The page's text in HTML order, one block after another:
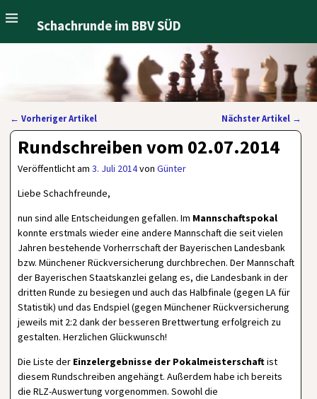
Schachrunde im BBV SÜD
Artikelnavigation
← Vorheriger Artikel Nächster Artikel →
Rundschreiben vom 02.07.2014
Veröffentlicht am3. Juli 2014vonGünter
Liebe Schachfreunde,
nun sind alle Entscheidungen gefallen. Im Mannschaftspokal
konnte erstmals wieder eine andere Mannschaft die seit vielen
Jahren bestehende Vorherrschaft der Bayerischen Landesbank
bzw. Münchener Rückversicherung durchbrechen. Der Mannschaft
der Bayerischen Staatskanzlei gelang es, die Landesbank in der
dritten Runde zu besiegen und auch das Halbfinale (gegen LA für
Statistik) und das Endspiel (gegen Münchener Rückversicherung
jeweils mit 2:2 dank der besseren Brettwertung erfolgreich zu
gestalten. Herzlichen Glückwunsch!
Die Liste der Einzelergebnisse der Pokalmeisterschaftist
diesem Rundschreiben angehängt. Außerdem habe ich bereits
die RLZ-Auswertung vorgenommen. Sowohl die